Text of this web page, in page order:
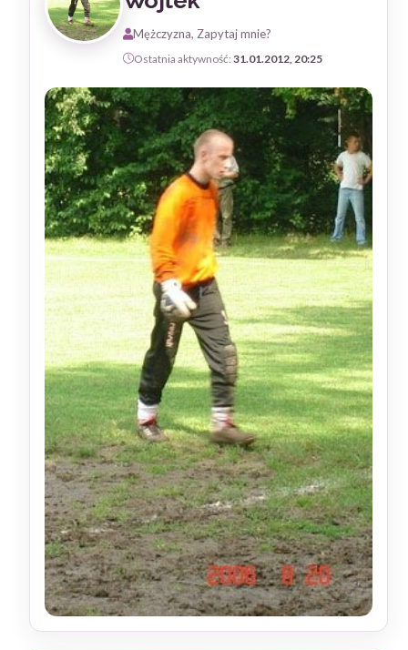
Mężczyzna, Zapytaj mnie?
Ostatnia aktywność: 31.01.2012, 20:25